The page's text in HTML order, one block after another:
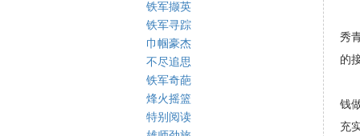
铁军撷英
铁军寻踪
巾帼豪杰
不尽追思
铁军奇葩
烽火摇篮
特别阅读
秀
的
钱
充